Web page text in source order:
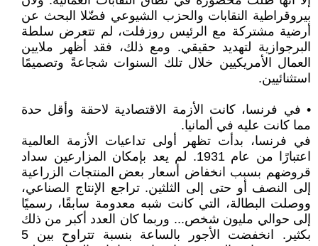
بيروقراطية النقابات والحزب الشيوعي فضّلا البحث عن
أرضية مشتركة مع الرئيس روزفلت، لم تتعرض سلطة
البرجوازية لتهديد حقيقي. ومع ذلك، فقد أظهر ملايين
العمال الأمريكيين خلال تلك السنوات شجاعةً وتصميمًا
استثنائيين.
• في فرنسا، كانت الأزمة الاقتصادية لاحقة وأقل حدة
مما كانت عليه في ألمانيا.
في فرنسا، بدأت تظهر أولى تداعيات الأزمة العالمية
اعتبارًا من عام 1931. لم يعد بإمكان المزارعين سداد
قروضهم بسبب انخفاض أسعار بعض المنتجات الزراعية
إلى النصف أو حتى إلى الثلثين. تراجع الإنتاج الصناعي،
ووصلت البطالة، التي كانت شبه معدومة سابقًا، رسميًا
إلى حوالي مليون شخص... وربما كان العدد أكبر من ذلك
بكثير. انخفضت الأجور بالساعة بنسبة تتراوح بين 5